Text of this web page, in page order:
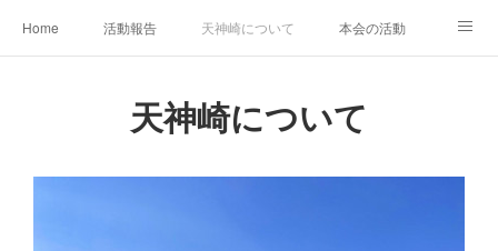
Home 活動報告 天神崎について 本会の活動
YouTube SNS
天神崎について